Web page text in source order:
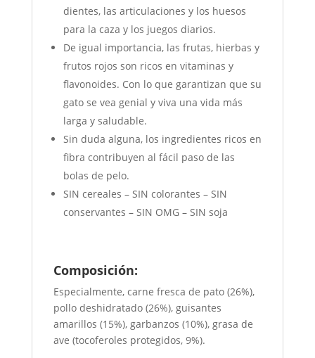
dientes, las articulaciones y los huesos
para la caza y los juegos diarios.
De igual importancia, las frutas, hierbas y
frutos rojos son ricos en vitaminas y
flavonoides. Con lo que garantizan que su
gato se vea genial y viva una vida más
larga y saludable.
Sin duda alguna, los ingredientes ricos en
fibra contribuyen al fácil paso de las
bolas de pelo.
SIN cereales – SIN colorantes – SIN
conservantes – SIN OMG – SIN soja
Composición:
Especialmente, carne fresca de pato (26%),
pollo deshidratado (26%), guisantes
amarillos (15%), garbanzos (10%), grasa de
ave (tocoferoles protegidos, 9%).